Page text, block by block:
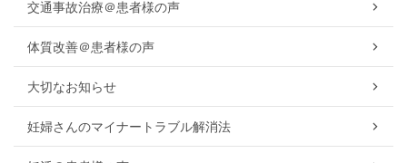
交通事故治療＠患者様の声
体質改善＠患者様の声
大切なお知らせ
妊婦さんのマイナートラブル解消法